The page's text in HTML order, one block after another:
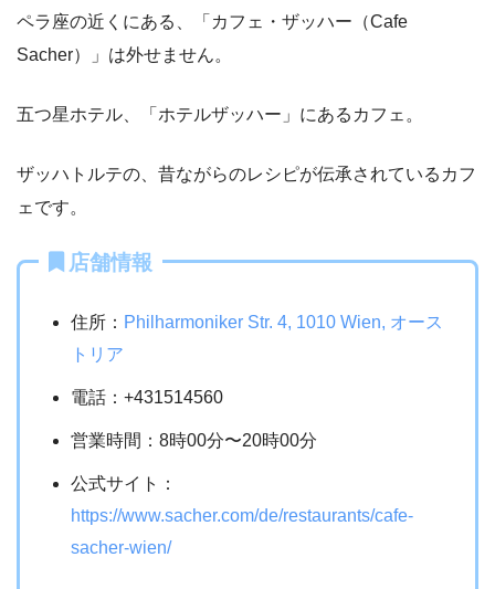
ペラ座の近くにある、「カフェ・ザッハー（Cafe
Sacher）」は外せません。
五つ星ホテル、「ホテルザッハー」にあるカフェ。
ザッハトルテの、昔ながらのレシピが伝承されているカフ
ェです。
店舗情報
住所： Philharmoniker Str. 4, 1010 Wien, オース
トリア
電話：+431514560
営業時間：8時00分〜20時00分
公式サイト：
https://www.sacher.com/de/restaurants/cafe-
sacher-wien/